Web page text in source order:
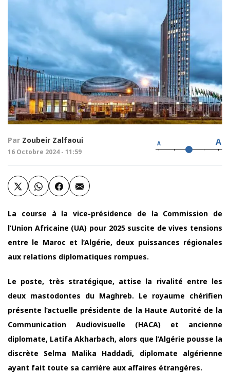
Par Zoubeir Zalfaoui
16 Octobre 2024 - 11:59
A A
La course à la vice-présidence de la Commission de
l’Union Africaine (UA) pour 2025 suscite de vives tensions
entre le Maroc et l’Algérie, deux puissances régionales
aux relations diplomatiques rompues.
Le poste, très stratégique, attise la rivalité entre les
deux mastodontes du Maghreb. Le royaume chérifien
présente l’actuelle présidente de la Haute Autorité de la
Communication Audiovisuelle (HACA) et ancienne
diplomate, Latifa Akharbach, alors que l’Algérie pousse la
discrète Selma Malika Haddadi, diplomate algérienne
ayant fait toute sa carrière aux affaires étrangères.